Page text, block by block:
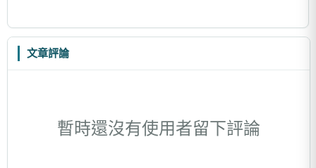
文章評論
暫時還沒有使用者留下評論